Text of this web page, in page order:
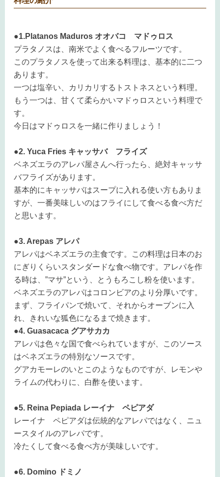
●1.Platanos Maduros オオバコ マドゥロス
プラタノスは、南米でよく食べるフルーツです。
このプラタノスを使って出来る料理は、基本的に二つ
あります。
一つは塩辛い、カリカリするトストネスという料理。
もう一つは、甘くて柔らかいマドゥロスという料理で
す。
今日はマドゥロスを一緒に作りましょう！
●2. Yuca Fries キャッサバ フライズ
ベネズエラのアレパ屋さんへ行ったら、絶対キャッサ
バフライズがあります。
基本的にキャッサバはスープに入れる使い方もありま
すが、一番美味しいのはフライにして食べる食べ方だ
と思います。
●3. Arepas アレパ
アレパはベネズエラの主食です。この料理は日本のお
にぎりくらいスタンダードな食べ物です。アレパを作
る時は、”マサ”という、とうもろこし粉を使います。
ベネズエラのアレパはコロンビアのより分厚いです。
まず、フライパンで焼いて、それからオーブンに入
れ、きれいな狐色になるまで焼きます。
●4. Guasacaca グアサカカ
アレパは色々な国で食べられていますが、このソース
はベネズエラの特別なソースです。
グアカモーレのいとこのようなものですが、レモンや
ライムの代わりに、白酢を使います。
●5. Reina Pepiada レーイナ ペピアダ
レーイナ ペピアダは伝統的なアレパではなく、ニュ
ースタイルのアレパです。
冷たくして食べる食べ方が美味しいです。
●6. Domino ドミノ